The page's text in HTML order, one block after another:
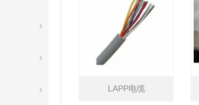
LAPP电缆